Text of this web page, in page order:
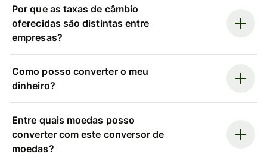
Por que as taxas de câmbio
oferecidas são distintas entre
empresas?
Como posso converter o meu
dinheiro?
Entre quais moedas posso
converter com este conversor de
moedas?